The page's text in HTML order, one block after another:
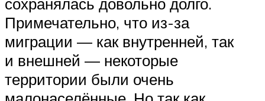
Примечательно, что из-за
миграции — как внутренней, так
и внешней — некоторые
территории были очень